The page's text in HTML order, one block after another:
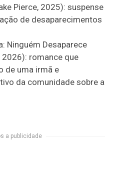
Pierce, 2025): suspense
de desaparecimentos
Ninguém Desaparece
2026): romance que
de uma irmã e
da comunidade sobre a
a publicidade